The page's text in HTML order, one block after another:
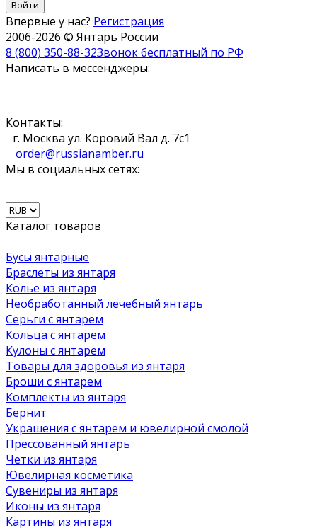
Впервые у нас? Регистрация
2006-2026 © Янтарь России
8 (800) 350-88-32Звонок бесплатный по РФ
Написать в мессенджеры:
Контакты:
г. Москва ул. Коровий Вал д. 7с1
order@russianamber.ru
Мы в социальных сетях:
Каталог товаров
Бусы янтарные
Браслеты из янтаря
Колье из янтаря
Необработанный лечебный янтарь
Серьги с янтарем
Кольца с янтарем
Кулоны с янтарем
Товары для здоровья из янтаря
Броши с янтарем
Комплекты из янтаря
Бернит
Украшения с янтарем и ювелирной смолой
Прессованный янтарь
Четки из янтаря
Ювелирная косметика
Сувениры из янтаря
Иконы из янтаря
Картины из янтаря